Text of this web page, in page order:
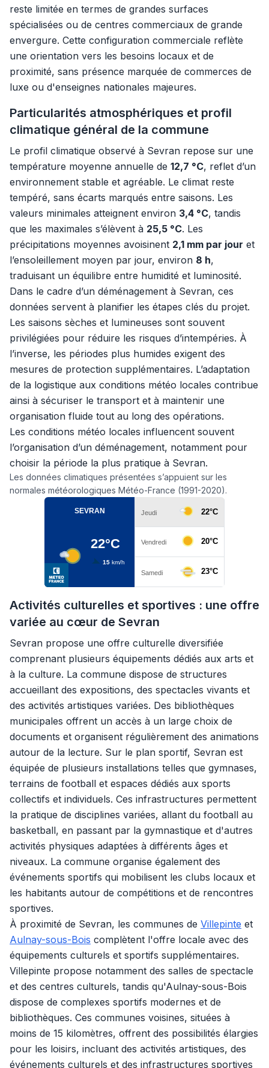
reste limitée en termes de grandes surfaces
spécialisées ou de centres commerciaux de grande
envergure. Cette configuration commerciale reflète
une orientation vers les besoins locaux et de
proximité, sans présence marquée de commerces de
luxe ou d'enseignes nationales majeures.
Particularités atmosphériques et profil
climatique général de la commune
Le profil climatique observé à Sevran repose sur une
température moyenne annuelle de 12,7 °C, reflet d’un
environnement stable et agréable. Le climat reste
tempéré, sans écarts marqués entre saisons. Les
valeurs minimales atteignent environ 3,4 °C, tandis
que les maximales s’élèvent à 25,5 °C. Les
précipitations moyennes avoisinent 2,1 mm par jour et
l’ensoleillement moyen par jour, environ 8 h,
traduisant un équilibre entre humidité et luminosité.
Dans le cadre d’un déménagement à Sevran, ces
données servent à planifier les étapes clés du projet.
Les saisons sèches et lumineuses sont souvent
privilégiées pour réduire les risques d’intempéries. À
l’inverse, les périodes plus humides exigent des
mesures de protection supplémentaires. L’adaptation
de la logistique aux conditions météo locales contribue
ainsi à sécuriser le transport et à maintenir une
organisation fluide tout au long des opérations.
Les conditions météo locales influencent souvent
l’organisation d’un déménagement, notamment pour
choisir la période la plus pratique à Sevran.
Les données climatiques présentées s’appuient sur les
normales météorologiques Météo-France (1991-2020).
Activités culturelles et sportives : une offre
variée au cœur de Sevran
Sevran propose une offre culturelle diversifiée
comprenant plusieurs équipements dédiés aux arts et
à la culture. La commune dispose de structures
accueillant des expositions, des spectacles vivants et
des activités artistiques variées. Des bibliothèques
municipales offrent un accès à un large choix de
documents et organisent régulièrement des animations
autour de la lecture. Sur le plan sportif, Sevran est
équipée de plusieurs installations telles que gymnases,
terrains de football et espaces dédiés aux sports
collectifs et individuels. Ces infrastructures permettent
la pratique de disciplines variées, allant du football au
basketball, en passant par la gymnastique et d'autres
activités physiques adaptées à différents âges et
niveaux. La commune organise également des
événements sportifs qui mobilisent les clubs locaux et
les habitants autour de compétitions et de rencontres
sportives.
À proximité de Sevran, les communes de Villepinte et
Aulnay-sous-Bois complètent l'offre locale avec des
équipements culturels et sportifs supplémentaires.
Villepinte propose notamment des salles de spectacle
et des centres culturels, tandis qu'Aulnay-sous-Bois
dispose de complexes sportifs modernes et de
bibliothèques. Ces communes voisines, situées à
moins de 15 kilomètres, offrent des possibilités élargies
pour les loisirs, incluant des activités artistiques, des
événements culturels et des infrastructures sportives